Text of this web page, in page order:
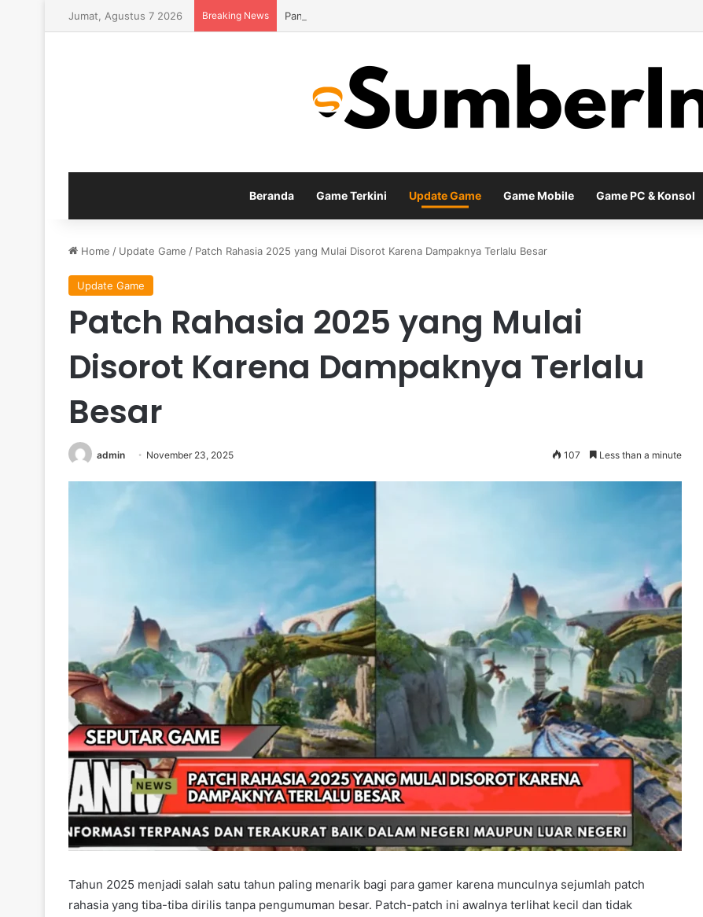
Jumat, Agustus 7 2026 Breaking News Panduan Build Meta Diablo IV Terbaru untuk Menghadapi Tantangan Level Tinggi
Beranda Game Terkini Update Game Game Mobile Game PC & Konsol
Home / Update Game / Patch Rahasia 2025 yang Mulai Disorot Karena Dampaknya Terlalu Besar
Update Game
Patch Rahasia 2025 yang Mulai
Disorot Karena Dampaknya Terlalu
Besar
admin November 23, 2025 107 Less than a minute
Tahun 2025 menjadi salah satu tahun paling menarik bagi para gamer karena munculnya sejumlah patch
rahasia yang tiba-tiba dirilis tanpa pengumuman besar. Patch-patch ini awalnya terlihat kecil dan tidak